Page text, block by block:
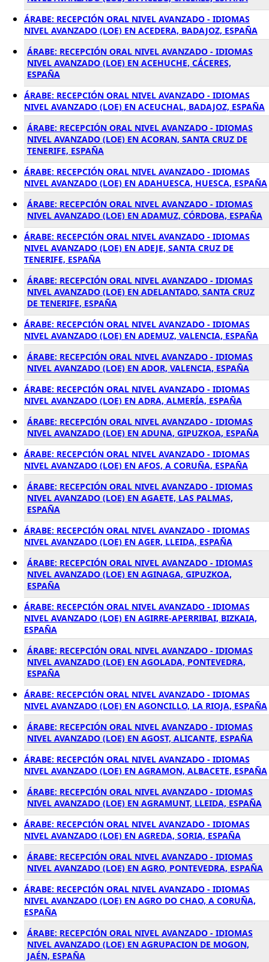
ÁRABE: RECEPCIÓN ORAL NIVEL AVANZADO - IDIOMAS
NIVEL AVANZADO (LOE) EN ACEDERA, BADAJOZ, ESPAÑA
ÁRABE: RECEPCIÓN ORAL NIVEL AVANZADO - IDIOMAS
NIVEL AVANZADO (LOE) EN ACEHUCHE, CÁCERES,
ESPAÑA
ÁRABE: RECEPCIÓN ORAL NIVEL AVANZADO - IDIOMAS
NIVEL AVANZADO (LOE) EN ACEUCHAL, BADAJOZ, ESPAÑA
ÁRABE: RECEPCIÓN ORAL NIVEL AVANZADO - IDIOMAS
NIVEL AVANZADO (LOE) EN ACORAN, SANTA CRUZ DE
TENERIFE, ESPAÑA
ÁRABE: RECEPCIÓN ORAL NIVEL AVANZADO - IDIOMAS
NIVEL AVANZADO (LOE) EN ADAHUESCA, HUESCA, ESPAÑA
ÁRABE: RECEPCIÓN ORAL NIVEL AVANZADO - IDIOMAS
NIVEL AVANZADO (LOE) EN ADAMUZ, CÓRDOBA, ESPAÑA
ÁRABE: RECEPCIÓN ORAL NIVEL AVANZADO - IDIOMAS
NIVEL AVANZADO (LOE) EN ADEJE, SANTA CRUZ DE
TENERIFE, ESPAÑA
ÁRABE: RECEPCIÓN ORAL NIVEL AVANZADO - IDIOMAS
NIVEL AVANZADO (LOE) EN ADELANTADO, SANTA CRUZ
DE TENERIFE, ESPAÑA
ÁRABE: RECEPCIÓN ORAL NIVEL AVANZADO - IDIOMAS
NIVEL AVANZADO (LOE) EN ADEMUZ, VALENCIA, ESPAÑA
ÁRABE: RECEPCIÓN ORAL NIVEL AVANZADO - IDIOMAS
NIVEL AVANZADO (LOE) EN ADOR, VALENCIA, ESPAÑA
ÁRABE: RECEPCIÓN ORAL NIVEL AVANZADO - IDIOMAS
NIVEL AVANZADO (LOE) EN ADRA, ALMERÍA, ESPAÑA
ÁRABE: RECEPCIÓN ORAL NIVEL AVANZADO - IDIOMAS
NIVEL AVANZADO (LOE) EN ADUNA, GIPUZKOA, ESPAÑA
ÁRABE: RECEPCIÓN ORAL NIVEL AVANZADO - IDIOMAS
NIVEL AVANZADO (LOE) EN AFOS, A CORUÑA, ESPAÑA
ÁRABE: RECEPCIÓN ORAL NIVEL AVANZADO - IDIOMAS
NIVEL AVANZADO (LOE) EN AGAETE, LAS PALMAS,
ESPAÑA
ÁRABE: RECEPCIÓN ORAL NIVEL AVANZADO - IDIOMAS
NIVEL AVANZADO (LOE) EN AGER, LLEIDA, ESPAÑA
ÁRABE: RECEPCIÓN ORAL NIVEL AVANZADO - IDIOMAS
NIVEL AVANZADO (LOE) EN AGINAGA, GIPUZKOA,
ESPAÑA
ÁRABE: RECEPCIÓN ORAL NIVEL AVANZADO - IDIOMAS
NIVEL AVANZADO (LOE) EN AGIRRE-APERRIBAI, BIZKAIA,
ESPAÑA
ÁRABE: RECEPCIÓN ORAL NIVEL AVANZADO - IDIOMAS
NIVEL AVANZADO (LOE) EN AGOLADA, PONTEVEDRA,
ESPAÑA
ÁRABE: RECEPCIÓN ORAL NIVEL AVANZADO - IDIOMAS
NIVEL AVANZADO (LOE) EN AGONCILLO, LA RIOJA, ESPAÑA
ÁRABE: RECEPCIÓN ORAL NIVEL AVANZADO - IDIOMAS
NIVEL AVANZADO (LOE) EN AGOST, ALICANTE, ESPAÑA
ÁRABE: RECEPCIÓN ORAL NIVEL AVANZADO - IDIOMAS
NIVEL AVANZADO (LOE) EN AGRAMON, ALBACETE, ESPAÑA
ÁRABE: RECEPCIÓN ORAL NIVEL AVANZADO - IDIOMAS
NIVEL AVANZADO (LOE) EN AGRAMUNT, LLEIDA, ESPAÑA
ÁRABE: RECEPCIÓN ORAL NIVEL AVANZADO - IDIOMAS
NIVEL AVANZADO (LOE) EN AGREDA, SORIA, ESPAÑA
ÁRABE: RECEPCIÓN ORAL NIVEL AVANZADO - IDIOMAS
NIVEL AVANZADO (LOE) EN AGRO, PONTEVEDRA, ESPAÑA
ÁRABE: RECEPCIÓN ORAL NIVEL AVANZADO - IDIOMAS
NIVEL AVANZADO (LOE) EN AGRO DO CHAO, A CORUÑA,
ESPAÑA
ÁRABE: RECEPCIÓN ORAL NIVEL AVANZADO - IDIOMAS
NIVEL AVANZADO (LOE) EN AGRUPACION DE MOGON,
JAÉN, ESPAÑA